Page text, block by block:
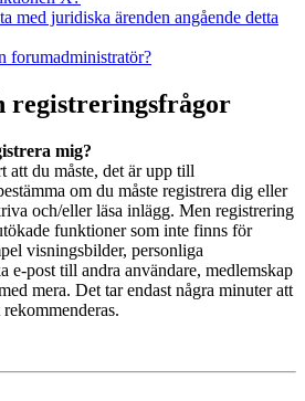
med juridiska ärenden angående detta
forumadministratör?
registreringsfrågor
mig?
att du måste, det är upp till
om du måste registrera dig eller
och/eller läsa inlägg. Men registrering
funktioner som inte finns för
visningsbilder, personliga
e-post till andra användare, medlemskap
mera. Det tar endast några minuter att